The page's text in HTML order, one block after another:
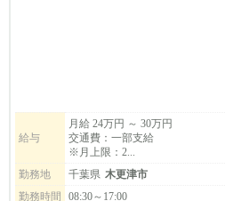
給与
月給 24万円 ～ 30万円
交通費：一部支給
※月上限：2...
勤務地
千葉県 木更津市
勤務時間
08:30～17:00